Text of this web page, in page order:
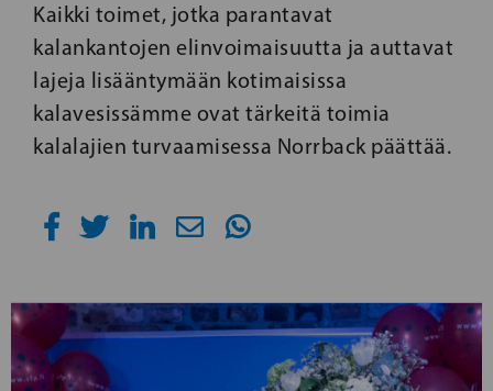
Kaikki toimet, jotka parantavat
kalankantojen elinvoimaisuutta ja auttavat
lajeja lisääntymään kotimaisissa
kalavesissämme ovat tärkeitä toimia
kalalajien turvaamisessa Norrback päättää.